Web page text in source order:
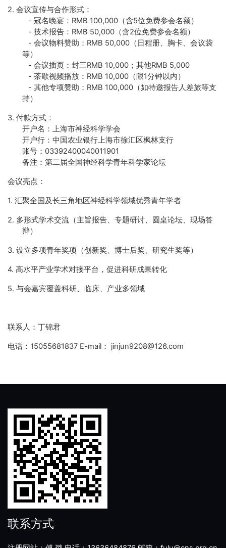
2. 会议宣传与合作形式：
-冠名晚宴： RMB 100,000 （含5位免费参会名额）
-技术报告： RMB 50,000 （含2位免费参会名额）
-会议物料赞助： RMB 50,000 （日程册、胸卡、会议袋
等）
-会议插页：封三RMB 10,000 ；其他RMB 5,000
-茶歇视频播放： RMB 10,000 （限1分钟以内）
-其他专项赞助： RMB 100,000 （如特邀报告人差旅等支
持）
3. 付款方式：
开户名：上海市神经科学学会
开户行：中国农业银行上海市徐汇区枫林支行
账号： 03392400040011901
备注：第二届全国神经科学青年科学家论坛
会议亮点：
1. 汇聚全国及长三角地区神经科学领域优秀青年学者
2. 多形式学术交流（主旨报告、专题研讨、圆桌论坛、现场答
辩）
3. 设立多项青年奖项（创新奖、博士后奖、研究生奖等）
4. 高水平产业学术对接平台，促进科研成果转化
5. 与会嘉宾覆盖科研、临床、产业多领域
联系人：丁锦君
电话：15055681837 E-mail： jinjun9208@126.com
联系方式